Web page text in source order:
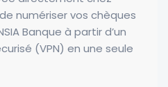
numériser vos chèques
Banque à partir d’un
(VPN) en une seule